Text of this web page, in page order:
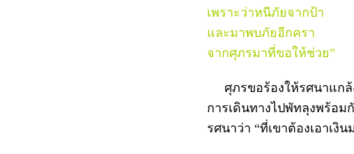
เพราะว่าหนีภัยจากป้า
และมาพบภัยอีกครา
จากศุภรมาที่ขอให้ช่วย”
ศุภรขอร้องให้รศนาแกล้
การเดินทางไปพัทลุงพร้อ
รศนาว่า “ที่เขาต้องเอาเ